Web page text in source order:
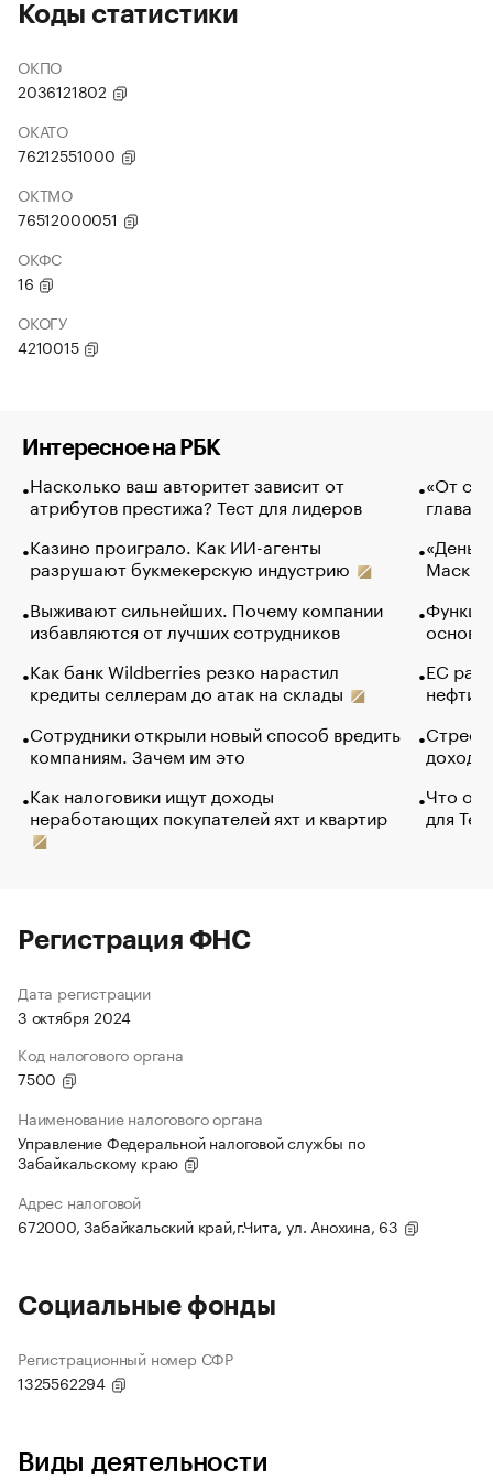
Коды статистики
ОКПО
2036121802
ОКАТО
76212551000
ОКТМО
76512000051
ОКФС
16
ОКОГУ
4210015
Интересное на РБК
Насколько ваш авторитет зависит от
атрибутов престижа? Тест для лидеров
Казино проиграло. Как ИИ-агенты
разрушают букмекерскую индустрию
Выживают сильнейших. Почему компании
избавляются от лучших сотрудников
Как банк Wildberries резко нарастил
кредиты селлерам до атак на склады
Сотрудники открыли новый способ вредить
компаниям. Зачем им это
Как налоговики ищут доходы
неработающих покупателей яхт и квартир
«От
глава
Маск в
основ
ЕС
нефти
Что
для
Регистрация ФНС
Дата регистрации
3 октября 2024
Код налогового органа
7500
Наименование налогового органа
Управление Федеральной налоговой службы по
Забайкальскому краю
Адрес налоговой
672000, Забайкальский край,г.Чита, ул. Анохина, 63
Социальные фонды
Регистрационный номер СФР
1325562294
Виды деятельности